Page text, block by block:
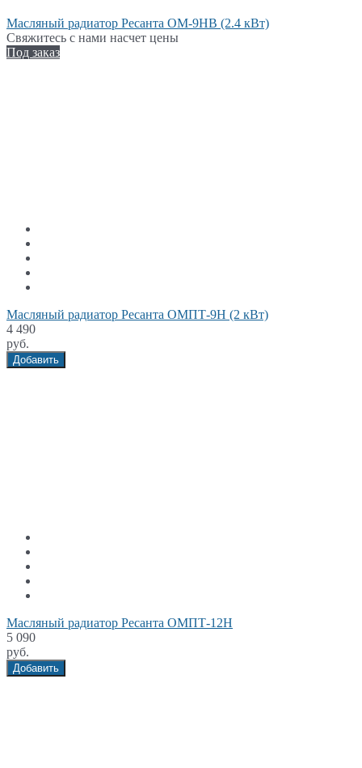
Масляный радиатор Ресанта ОМ-9НВ (2.4 кВт)
Свяжитесь с нами насчет цены
Под заказ
Масляный радиатор Ресанта ОМПТ-9Н (2 кВт)
4 490
руб.
Добавить
Масляный радиатор Ресанта ОМПТ-12Н
5 090
руб.
Добавить